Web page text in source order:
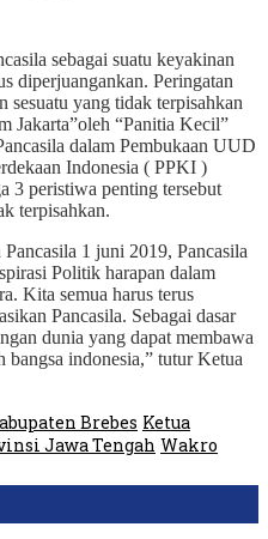
sebagai suatu keyakinan
diperjuangankan. Peringatan
sesuatu yang tidak terpisahkan
Jakarta”oleh “Panitia Kecil”
dalam Pembukaan UUD
Indonesia ( PPKI )
3 peristiwa penting tersebut
terpisahkan.
1 juni 2019, Pancasila
Politik harapan dalam
Kita semua harus terus
Pancasila. Sebagai dasar
dunia yang dapat membawa
bangsa indonesia,” tutur Ketua
Brebes Ketua
Jawa Tengah Wakro